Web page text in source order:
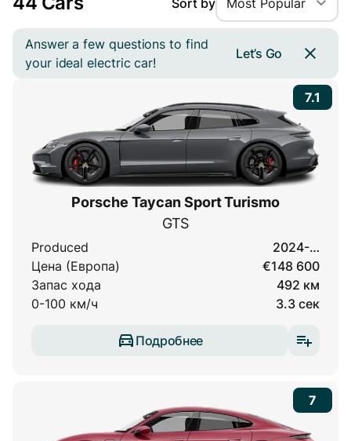
Sort by Most Popular
Answer a few questions to find
your ideal electric car!
Let’s Go
7.1
Porsche Taycan Sport Turismo
GTS
Produced
2024-…
Цена (Европа)
€148 600
Запас хода
492 км
0-100 км/ч
3.3 сек
Подробнее
7